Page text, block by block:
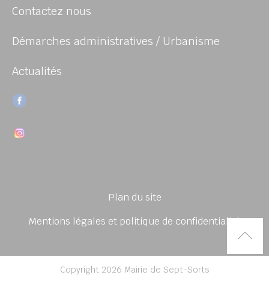
Contactez nous
Démarches administratives / Urbanisme
Actualités
Plan du site
Mentions légales et politique de confidentialité
Copyright 2026 Mairie de Sept-Sorts